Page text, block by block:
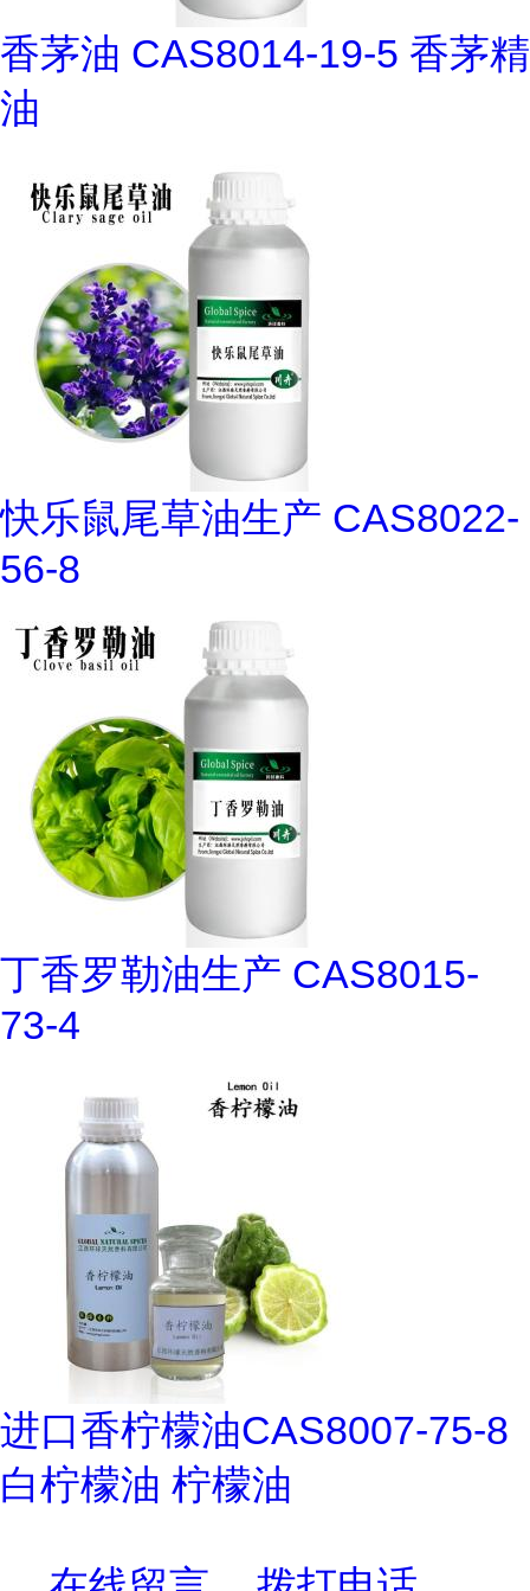
香茅油 CAS8014-19-5 香茅精
油
快乐鼠尾草油生产 CAS8022-
56-8
丁香罗勒油生产 CAS8015-
73-4
进口香柠檬油CAS8007-75-8
白柠檬油 柠檬油